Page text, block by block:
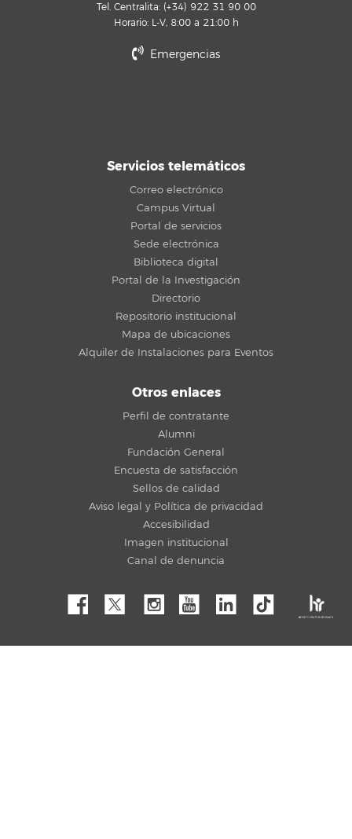
Tel. Centralita: (+34) 922 31 90 00
Horario: L-V, 8:00 a 21:00 h
Emergencias
Servicios telemáticos
Correo electrónico
Campus Virtual
Portal de servicios
Sede electrónica
Biblioteca digital
Portal de la Investigación
Directorio
Repositorio institucional
Mapa de ubicaciones
Alquiler de Instalaciones para Eventos
Otros enlaces
Perfil de contratante
Alumni
Fundación General
Encuesta de satisfacción
Sellos de calidad
Aviso legal y Política de privacidad
Accesibilidad
Imagen institucional
Canal de denuncia